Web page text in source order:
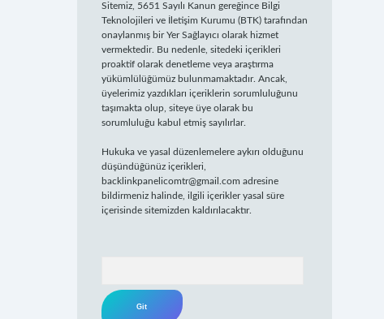
Sitemiz, 5651 Sayılı Kanun gereğince Bilgi
Teknolojileri ve İletişim Kurumu (BTK) tarafından
onaylanmış bir Yer Sağlayıcı olarak hizmet
vermektedir. Bu nedenle, sitedeki içerikleri
proaktif olarak denetleme veya araştırma
yükümlülüğümüz bulunmamaktadır. Ancak,
üyelerimiz yazdıkları içeriklerin sorumluluğunu
taşımakta olup, siteye üye olarak bu
sorumluluğu kabul etmiş sayılırlar.
Hukuka ve yasal düzenlemelere aykırı olduğunu
düşündüğünüz içerikleri,
backlinkpanelicomtr@gmail.com adresine
bildirmeniz halinde, ilgili içerikler yasal süre
içerisinde sitemizden kaldırılacaktır.